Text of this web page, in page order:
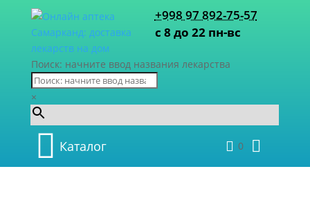
+998 97 892-75-57
с 8 до 22 пн-вс
Поиск: начните ввод названия лекарства
×
Каталог 0